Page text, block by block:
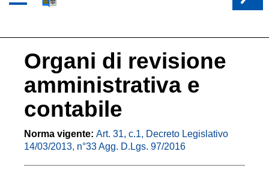
Organi di revisione
amministrativa e
contabile
Norma vigente: Art. 31, c.1, Decreto Legislativo
14/03/2013, n°33 Agg. D.Lgs. 97/2016